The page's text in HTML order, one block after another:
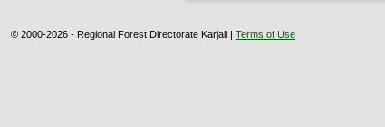
© 2000-2026 - Regional Forest Directorate Karjali | Terms of Use